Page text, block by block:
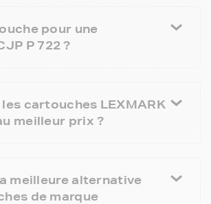
pour une
P 722 ?
cartouches LEXMARK
meilleur prix ?
meilleure alternative
de marque